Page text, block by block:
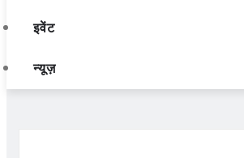
इवेंट
न्यूज़